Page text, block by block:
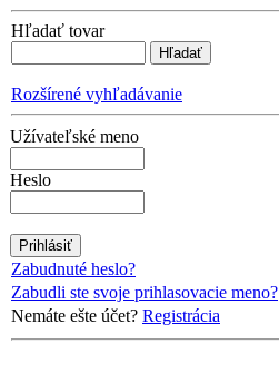
Hľadať tovar
Rozšírené vyhľadávanie
Užívateľské meno
Heslo
Zabudnuté heslo?
Zabudli ste svoje prihlasovacie meno?
Nemáte ešte účet? Registrácia